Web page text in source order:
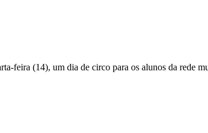
feira (14), um dia de circo para os alunos da rede